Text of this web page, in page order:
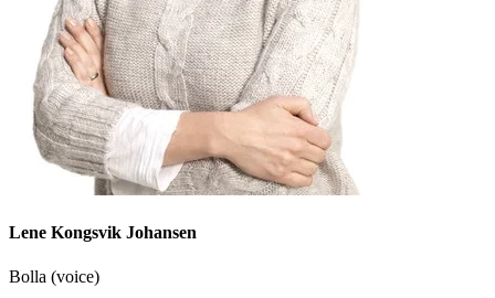
Lene Kongsvik Johansen
Bolla (voice)